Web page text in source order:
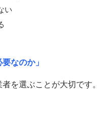
い
なのか」
を選ぶことが大切です。